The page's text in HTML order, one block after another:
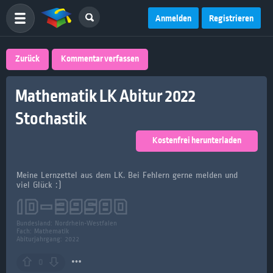
Anmelden Registrieren
Zurück Kommentar verfassen
Mathematik LK Abitur 2022
Stochastik
Kostenfrei herunterladen
Meine Lernzettel aus dem LK. Bei Fehlern gerne melden und
viel Glück :)
ID-39580
Bundesland: Nordrhein-Westfalen
Fach: Mathematik
Abiturjahrgang: 2022